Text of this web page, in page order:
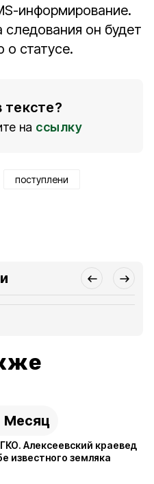
информирование.
следования он будет
статусе.
на ссылку
поступлени
Месяц
Алексеевский краевед
известного земляка